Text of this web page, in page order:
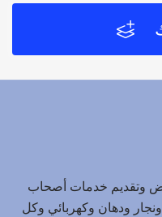
وتقديم خدمات أصحاب
ودهان وكهربائي وكل